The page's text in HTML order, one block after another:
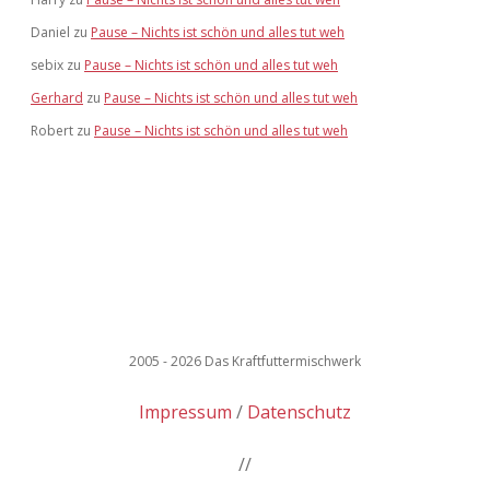
Daniel zu Pause – Nichts ist schön und alles tut weh
sebix zu Pause – Nichts ist schön und alles tut weh
Gerhard zu Pause – Nichts ist schön und alles tut weh
Robert zu Pause – Nichts ist schön und alles tut weh
2005 - 2026 Das Kraftfuttermischwerk
Impressum Datenschutz
//